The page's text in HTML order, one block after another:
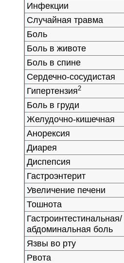
Инфекции
Случайная травма
Боль
Боль в животе
Боль в спине
Сердечно-сосудистая
Гипертензия2
Боль в груди
Желудочно-кишечная
Анорексия
Диарея
Диспепсия
Гастроэнтерит
Увеличение печени
Тошнота
Гастроинтестинальная/
абдоминальная боль
Язвы во рту
Рвота